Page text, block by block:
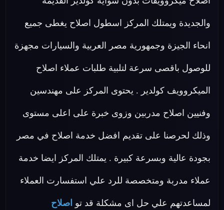
والجديدة ويمتلك المركز اسطول اصلاح يغطى جميع
انحاء الجيزة وجمهورية مصر العربية والسيارات مجهزة
للوصول باقصى سرعة لتلبية طلبات عملاء اصلاح
الميكروويف كولدير . يحتوى المركز على مهندسين
وفنيين اصلاح مدربين وزوى خبرة على اعلى مستوى
وذلك لحرصنا على تقديم افضل خدمة اصلاح في مصر
بجودة عالية وبسرعة كبيرة . يمتلك المركز ايضا خدمة
عملاء مدربة ومتخصصة للرد علي استفسارت العملاء
لمساعدتهم علي حل اى مشكلة قد تو اصلاح